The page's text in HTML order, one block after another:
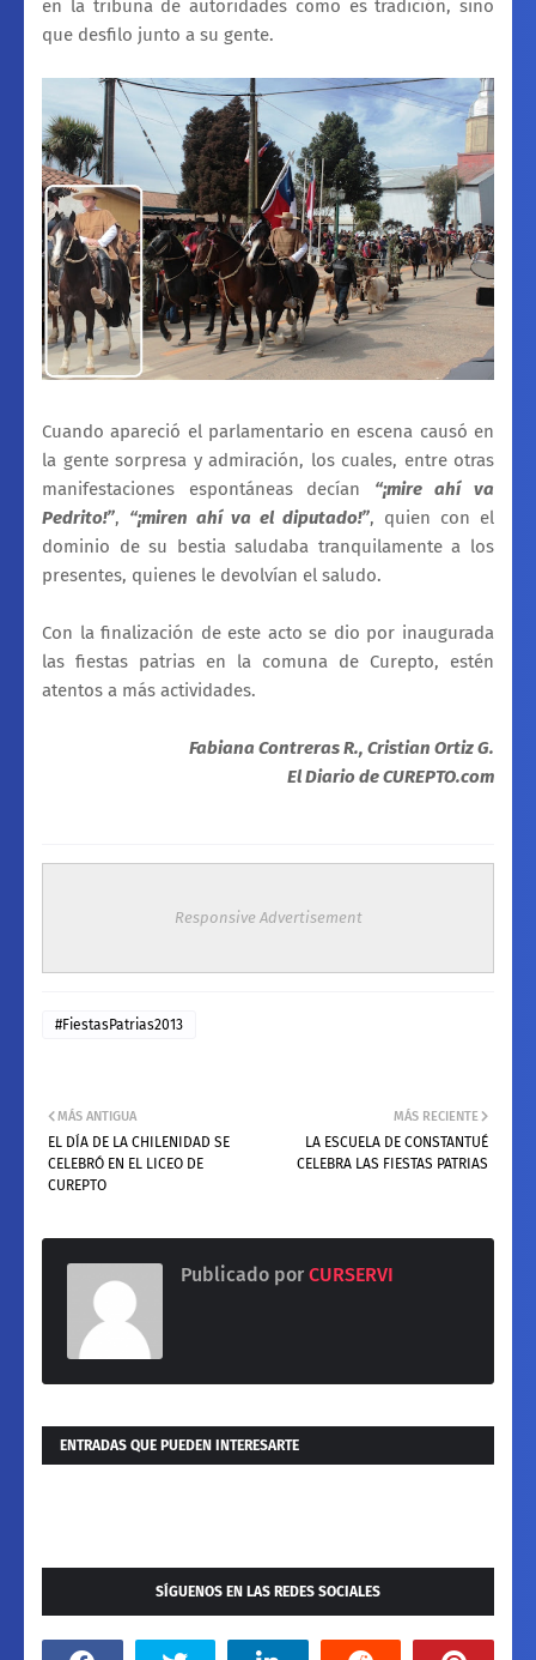
en la tribuna de autoridades como es tradición, sino
que desfilo junto a su gente.
Cuando apareció el parlamentario en escena causó en
la gente sorpresa y admiración, los cuales, entre otras
manifestaciones espontáneas decían “¡mire ahí va
Pedrito!”, “¡miren ahí va el diputado!”, quien con el
dominio de su bestia saludaba tranquilamente a los
presentes, quienes le devolvían el saludo.
Con la finalización de este acto se dio por inaugurada
las fiestas patrias en la comuna de Curepto, estén
atentos a más actividades.
Fabiana Contreras R., Cristian Ortiz G.
El Diario de CUREPTO.com
Responsive Advertisement
#FiestasPatrias2013
MÁS RECIENTE
LA ESCUELA DE CONSTANTUÉ
CELEBRA LAS FIESTAS PATRIAS
MÁS ANTIGUA
EL DÍA DE LA CHILENIDAD SE
CELEBRÓ EN EL LICEO DE
CUREPTO
Publicado por CURSERVI
ENTRADAS QUE PUEDEN INTERESARTE
SÍGUENOS EN LAS REDES SOCIALES